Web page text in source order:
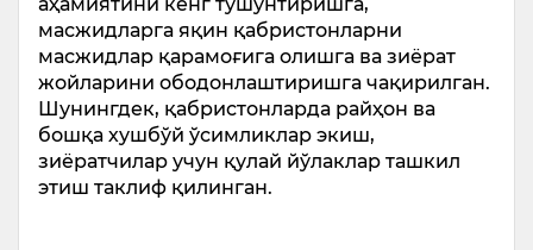
масжидларга яқин қабристонларни
масжидлар қарамоғига олишга ва зиёрат
жойларини ободонлаштиришга чақирилган.
Шунингдек, қабристонларда райҳон ва
бошқа хушбўй ўсимликлар экиш,
зиёратчилар учун қулай йўлаклар ташкил
этиш таклиф қилинган.